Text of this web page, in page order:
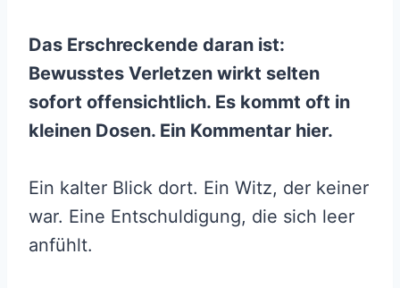
Das Erschreckende daran ist:
Bewusstes Verletzen wirkt selten
sofort offensichtlich. Es kommt oft in
kleinen Dosen. Ein Kommentar hier.
Ein kalter Blick dort. Ein Witz, der keiner
war. Eine Entschuldigung, die sich leer
anfühlt.